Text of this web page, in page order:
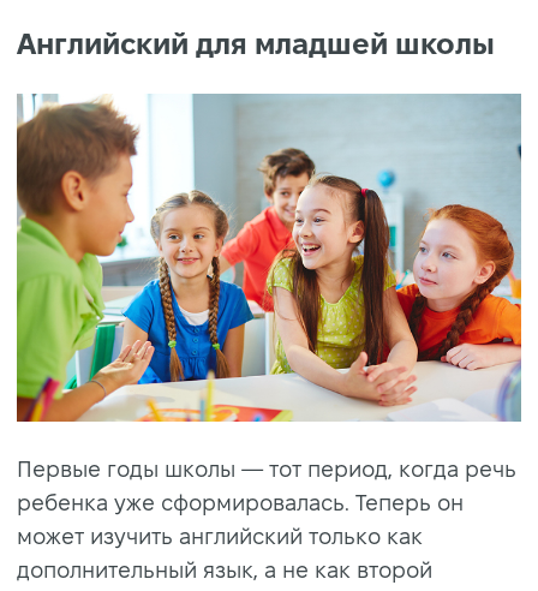
Английский для младшей школы
Первые годы школы — тот период, когда речь
ребенка уже сформировалась. Теперь он
может изучить английский только как
дополнительный язык, а не как второй